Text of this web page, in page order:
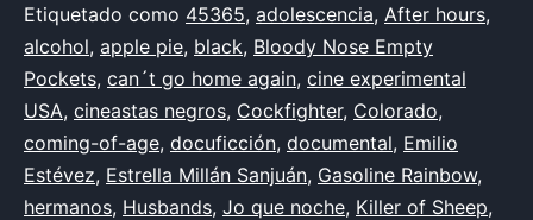
Publicada
el
16
de
marzo
de
2026
Categorizado
como
Australia
Autor ,
Bogdanovich,
Burnett,
Cassavetes,
Etiquetado como 45365, adolescencia, After hours,
alcohol, apple pie, black, Bloody Nose Empty
Pockets, can´t go home again, cine experimental
USA, cineastas negros, Cockfighter, Colorado,
coming-of-age, docuficción, documental, Emilio
Estévez, Estrella Millán Sanjuán, Gasoline Rainbow,
hermanos, Husbands, Jo que noche, Killer of Sheep,